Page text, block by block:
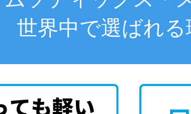
世界中で選ばれる